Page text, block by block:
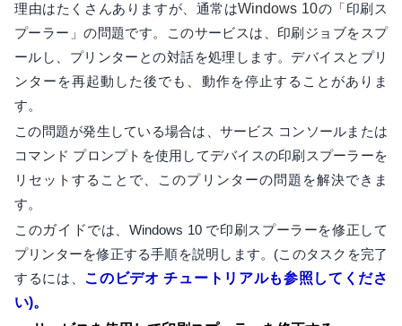
理由はたくさんありますが、通常はWindows 10の「印刷ス
プーラー」の問題です。このサービスは、印刷ジョブをスプ
ールし、プリンターとの対話を処理します。デバイスとプリ
ンターを再起動した後でも、動作を停止することがありま
す。
この問題が発生している場合は、サービス コンソールまたは
コマンド プロンプトを使用してデバイスの印刷スプーラーを
リセットすることで、このプリンターの問題を解決できま
す。
このガイドでは、Windows 10 で印刷スプーラーを修正して
プリンターを修正する手順を説明します。(このタスクを完了
するには、 このビデオ チュートリアルも参照してくださ
い)。